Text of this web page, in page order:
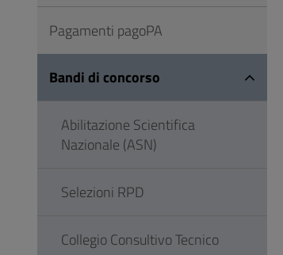
Pagamenti pagoPA
Bandi di concorso
Abilitazione Scientifica
Nazionale (ASN)
Selezioni RPD
Collegio Consultivo Tecnico